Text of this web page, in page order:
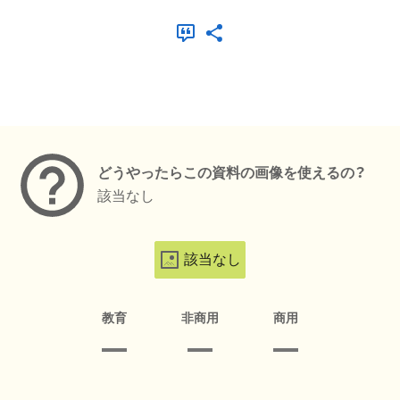
どうやったらこの資料の画像を使えるの？
該当なし
該当なし
教育 非商用 商用